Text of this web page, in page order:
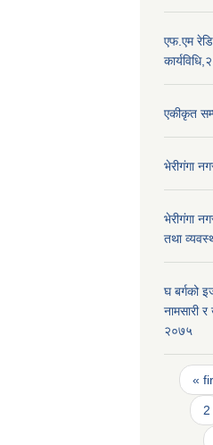
एफ.एम
एकीकृत
भेरीगंगा
भेरीगंगा
तथा
घ बर्गको
नामसारी र
२०७५
«
2